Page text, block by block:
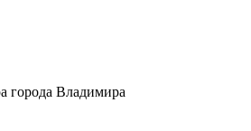
города Владимира